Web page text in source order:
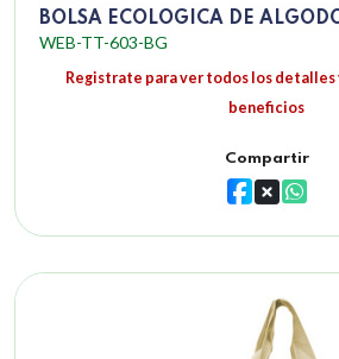
BOLSA ECOLOGICA DE
WEB-TT-603-BG
Registrate para ver todos los
beneficios
Compartir